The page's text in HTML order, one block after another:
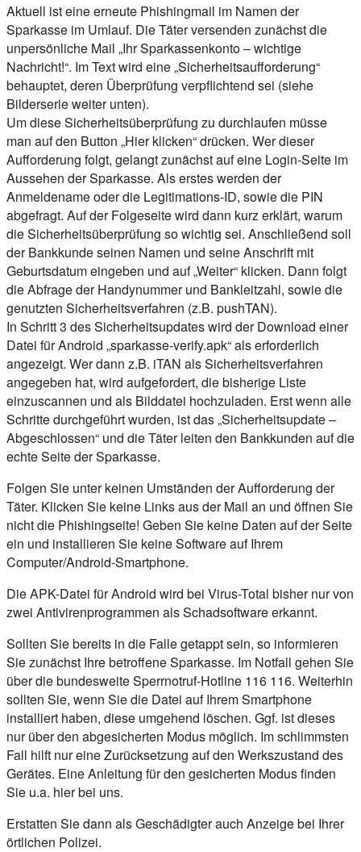
Aktuell ist eine erneute Phishingmail im Namen der
Sparkasse im Umlauf. Die Täter versenden zunächst die
unpersönliche Mail „Ihr Sparkassenkonto – wichtige
Nachricht!“. Im Text wird eine „Sicherheitsaufforderung“
behauptet, deren Überprüfung verpflichtend sei (siehe
Bilderserie weiter unten).
Um diese Sicherheitsüberprüfung zu durchlaufen müsse
man auf den Button „Hier klicken“ drücken. Wer dieser
Aufforderung folgt, gelangt zunächst auf eine Login-Seite im
Aussehen der Sparkasse. Als erstes werden der
Anmeldename oder die Legitimations-ID, sowie die PIN
abgefragt. Auf der Folgeseite wird dann kurz erklärt, warum
die Sicherheitsüberprüfung so wichtig sei. Anschließend soll
der Bankkunde seinen Namen und seine Anschrift mit
Geburtsdatum eingeben und auf „Weiter“ klicken. Dann folgt
die Abfrage der Handynummer und Bankleitzahl, sowie die
genutzten Sicherheitsverfahren (z.B. pushTAN).
In Schritt 3 des Sicherheitsupdates wird der Download einer
Datei für Android „sparkasse-verify.apk“ als erforderlich
angezeigt. Wer dann z.B. iTAN als Sicherheitsverfahren
angegeben hat, wird aufgefordert, die bisherige Liste
einzuscannen und als Bilddatei hochzuladen. Erst wenn alle
Schritte durchgeführt wurden, ist das „Sicherheitsupdate –
Abgeschlossen“ und die Täter leiten den Bankkunden auf die
echte Seite der Sparkasse.
Folgen Sie unter keinen Umständen der Aufforderung der
Täter. Klicken Sie keine Links aus der Mail an und öffnen Sie
nicht die Phishingseite! Geben Sie keine Daten auf der Seite
ein und installieren Sie keine Software auf Ihrem
Computer/Android-Smartphone.
Die APK-Datei für Android wird bei Virus-Total bisher nur von
zwei Antivirenprogrammen als Schadsoftware erkannt.
Sollten Sie bereits in die Falle getappt sein, so informieren
Sie zunächst Ihre betroffene Sparkasse. Im Notfall gehen Sie
über die bundesweite Sperrnotruf-Hotline 116 116. Weiterhin
sollten Sie, wenn Sie die Datei auf Ihrem Smartphone
installiert haben, diese umgehend löschen. Ggf. ist dieses
nur über den abgesicherten Modus möglich. Im schlimmsten
Fall hilft nur eine Zurücksetzung auf den Werkszustand des
Gerätes. Eine Anleitung für den gesicherten Modus finden
Sie u.a. hier bei uns.
Erstatten Sie dann als Geschädigter auch Anzeige bei Ihrer
örtlichen Polizei.